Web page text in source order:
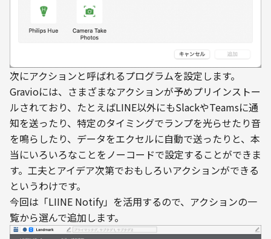
次にアクションと呼ばれるプログラムを設定します。
Gravioには、さまざまなアクションが予めプリインストー
ルされており、たとえばLINE以外にもSlackやTeamsに通
知を送ったり、特定のタイミングでランプを光らせたり音
を鳴らしたり、データをエクセルに自動で送ったりと、本
当にいろいろなことをノーコードで設定することができま
す。工夫とアイデア次第でおもしろいアクションができる
というわけです。
今回は「LIINE Notify」を活用するので、アクションの一
覧から選んで追加します。